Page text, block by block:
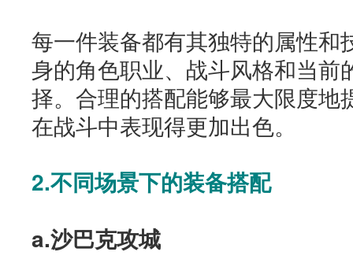
每一件装备都有其独特的属性和
身的角色职业、战斗风格和当前
择。合理的搭配能够最大限度地
在战斗中表现得更加出色。
2.不同场景下的装备搭配
a.沙巴克攻城